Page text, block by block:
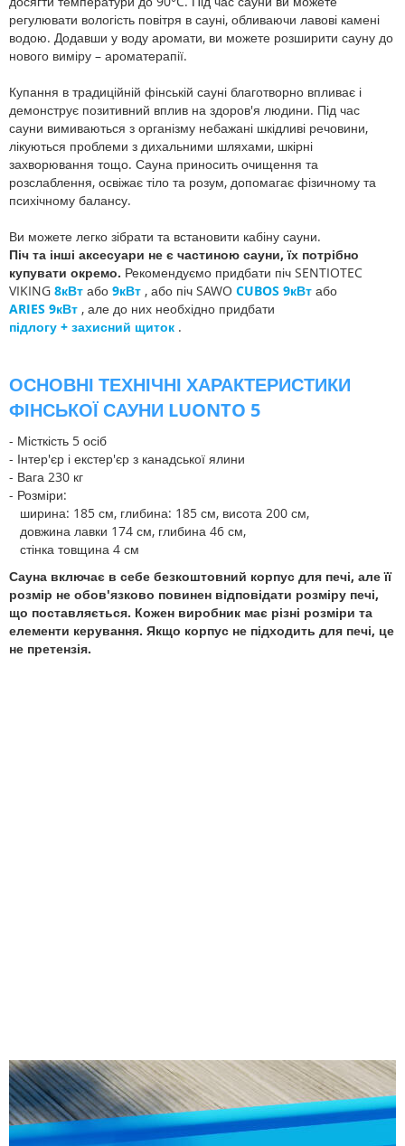
регулювати вологість повітря в сауні, обливаючи лавові камені
водою. Додавши у воду аромати, ви можете розширити сауну до
нового виміру – ароматерапії.
Купання в традиційній фінській сауні благотворно впливає і
демонструє позитивний вплив на здоров'я людини. Під час
сауни вимиваються з організму небажані шкідливі речовини,
лікуються проблеми з дихальними шляхами, шкірні
захворювання тощо. Сауна приносить очищення та
розслаблення, освіжає тіло та розум, допомагає фізичному та
психічному балансу.
Ви можете легко зібрати та встановити кабіну сауни.
Піч та інші аксесуари не є частиною сауни, їх потрібно
купувати окремо. Рекомендуємо придбати піч SENTIOTEC
VIKING 8кВт або 9кВт , або піч SAWO CUBOS 9кВт або
ARIES 9кВт , але до них необхідно придбати
підлогу + захисний щиток .
ОСНОВНІ ТЕХНІЧНІ ХАРАКТЕРИСТИКИ
ФІНСЬКОЇ САУНИ LUONTO 5
- Місткість 5 осіб
- Інтер'єр і екстер'єр з канадської ялини
- Вага 230 кг
- Розміри:
ширина: 185 см, глибина: 185 см, висота 200 см,
довжина лавки 174 см, глибина 46 см,
стінка товщина 4 см
Сауна включає в себе безкоштовний корпус для печі, але її
розмір не обов'язково повинен відповідати розміру печі,
що поставляється. Кожен виробник має різні розміри та
елементи керування. Якщо корпус не підходить для печі, це
не претензія.